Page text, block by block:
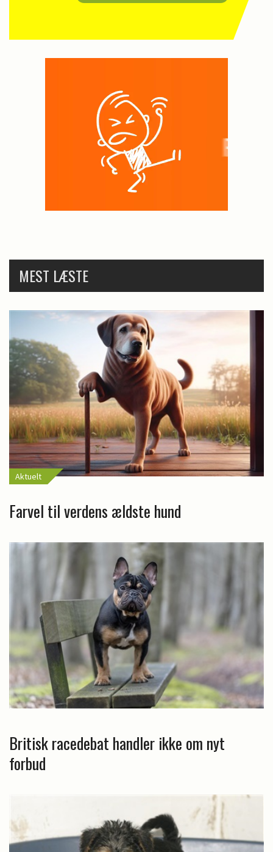
MEST LÆSTE
Aktuelt
Farvel til verdens ældste hund
Britisk racedebat handler ikke om nyt
forbud